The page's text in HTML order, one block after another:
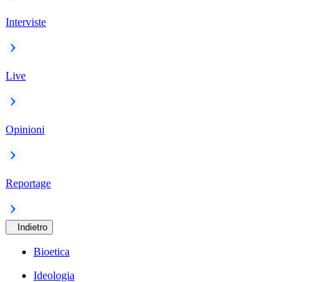
Interviste
Live
Opinioni
Reportage
Indietro
Bioetica
Ideologia